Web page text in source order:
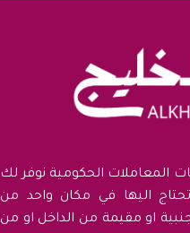
المعاملات الحكومية نوفر لك
اليها في مكان واحد من
او مقيمة من الداخل او من